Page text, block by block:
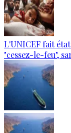
L'UNICEF fait
"cessez-le-feu",